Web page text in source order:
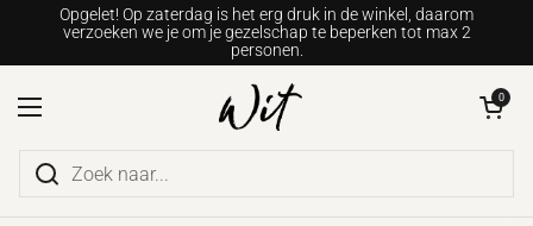
Ga naar content
Opgelet! Op zaterdag is het erg druk in de winkel, daarom
verzoeken we je om je gezelschap te beperken tot max 2
personen.
Menu openen
Winkelwagentje
0